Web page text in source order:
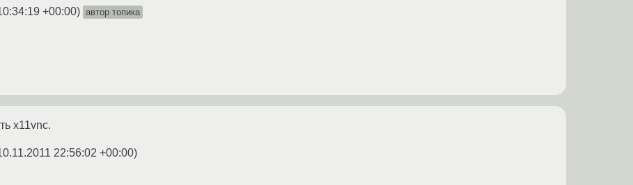
+00:00) автор топика
x11vnc.
22:56:02 +00:00)